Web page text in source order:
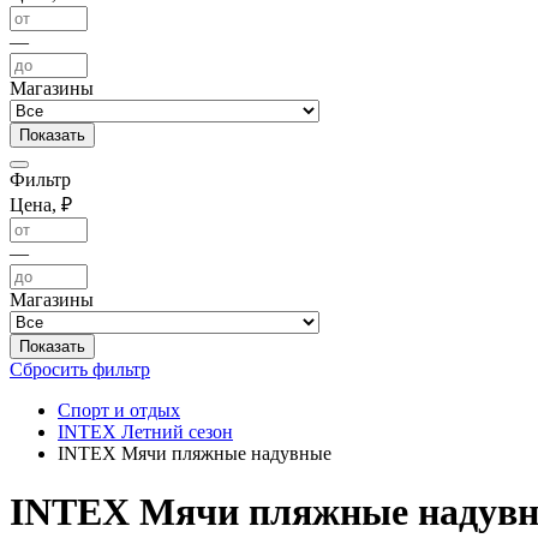
—
Магазины
Фильтр
Цена, ₽
—
Магазины
Сбросить фильтр
Спорт и отдых
INTEX Летний сезон
INTEX Мячи пляжные надувные
INTEX Мячи пляжные